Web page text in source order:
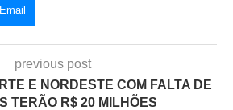
Email
previous post
E NORDESTE COM FALTA DE
TERÃO R$ 20 MILHÕES